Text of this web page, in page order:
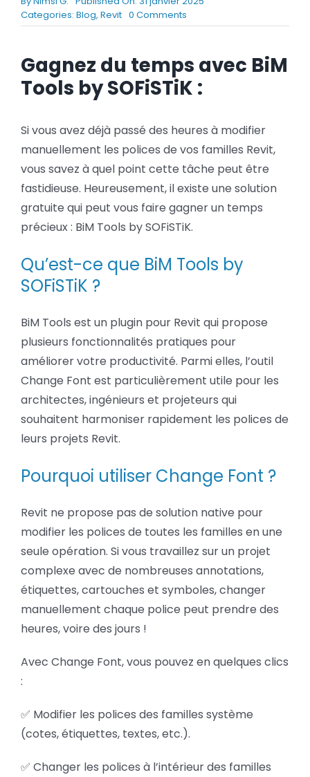
BLOG
SOCIETE
Rechercher:
Categories: Blog, Revit 0 Commentson
Modifiez
de
toutes
vos
Revit
quelques
clics
Gagnez du temps avec BiM
Tools by SOFiSTiK :
Si vous avez déjà passé des heures à modifier
manuellement les polices de vos familles Revit,
vous savez à quel point cette tâche peut être
fastidieuse. Heureusement, il existe une solution
gratuite qui peut vous faire gagner un temps
précieux : BiM Tools by SOFiSTiK.
Qu’est-ce que BiM Tools by
SOFiSTiK ?
BiM Tools est un plugin pour Revit qui propose
plusieurs fonctionnalités pratiques pour
améliorer votre productivité. Parmi elles, l’outil
Change Font est particulièrement utile pour les
architectes, ingénieurs et projeteurs qui
souhaitent harmoniser rapidement les polices de
leurs projets Revit.
Pourquoi utiliser Change Font ?
Revit ne propose pas de solution native pour
modifier les polices de toutes les familles en une
seule opération. Si vous travaillez sur un projet
complexe avec de nombreuses annotations,
étiquettes, cartouches et symboles, changer
manuellement chaque police peut prendre des
heures, voire des jours !
Avec Change Font, vous pouvez en quelques clics
:
✅ Modifier les polices des familles système
(cotes, étiquettes, textes, etc.).
✅ Changer les polices à l’intérieur des familles